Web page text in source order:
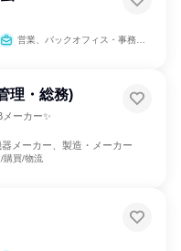
営業、バックオフィス・事務・受付、SCM/生産管理/購買/物流
理・総務)
ーカー✨
メーカー、製造・メーカー
購買/物流